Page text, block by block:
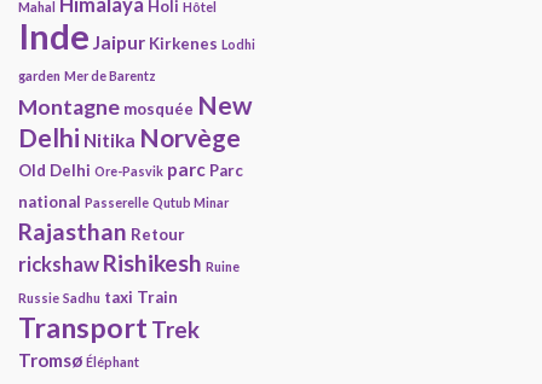
Mahal
Himalaya Holi Hôtel
Inde Jaipur Kirkenes Lodhi
garden Mer de Barentz
Montagne mosquée New
Delhi Nitika Norvège
Old Delhi Ore-Pasvik parc Parc
national Passerelle Qutub Minar
Rajasthan Retour
rickshaw Rishikesh Ruine
Russie Sadhu taxi Train
Transport Trek
Tromsø Éléphant